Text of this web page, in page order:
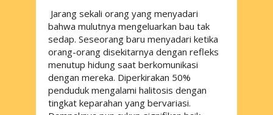
Jarang sekali orang yang menyadari
bahwa mulutnya mengeluarkan bau tak
sedap. Seseorang baru menyadari ketika
orang-orang disekitarnya dengan refleks
menutup hidung saat berkomunikasi
dengan mereka. Diperkirakan 50%
penduduk mengalami halitosis dengan
tingkat keparahan yang bervariasi.